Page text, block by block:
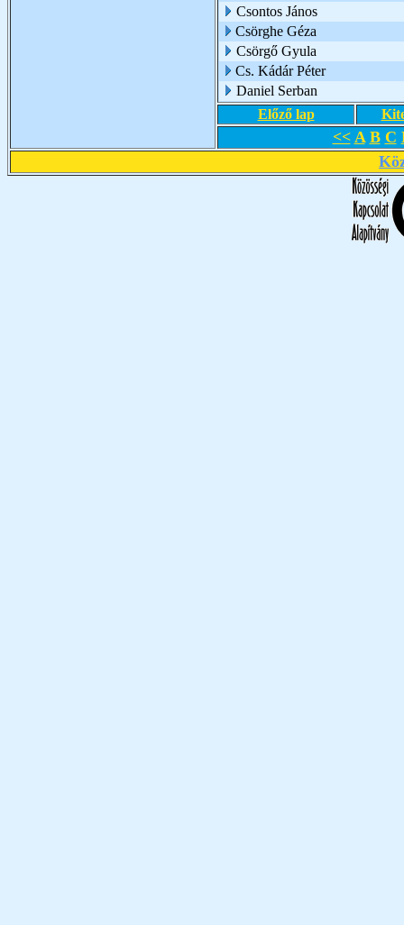
Csontos János
Csörghe Géza
Csörgő Gyula
Cs. Kádár Péter
Daniel Serban
Előző lap
<< A B C